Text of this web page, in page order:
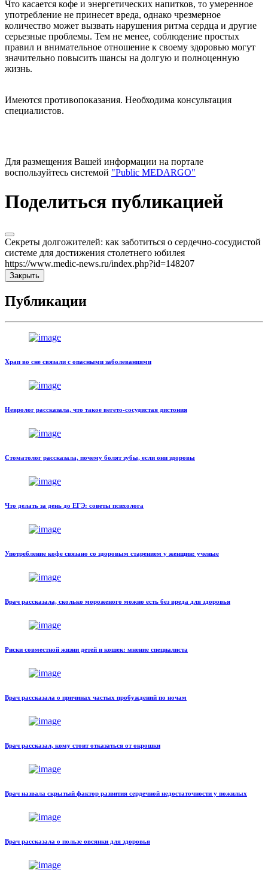
Что касается кофе и энергетических напитков, то умеренное
употребление не принесет вреда, однако чрезмерное
количество может вызвать нарушения ритма сердца и другие
серьезные проблемы. Тем не менее, соблюдение простых
правил и внимательное отношение к своему здоровью могут
значительно повысить шансы на долгую и полноценную
жизнь.
Имеются противопоказания. Необходима консультация
специалистов.
Для размещения Вашей информации на портале
воспользуйтесь системой "Public MEDARGO"
Поделиться публикацией
Секреты долгожителей: как заботиться о сердечно-сосудистой
системе для достижения столетнего юбилея
https://www.medic-news.ru/index.php?id=148207
Закрыть
Публикации
Храп во сне связали с опасными заболеваниями
Невролог рассказала, что такое вегето-сосудистая дистония
Стоматолог рассказала, почему болят зубы, если они здоровы
Что делать за день до ЕГЭ: советы психолога
Употребление кофе связано со здоровым старением у женщин: ученые
Врач рассказала, сколько мороженого можно есть без вреда для здоровья
Риски совместной жизни детей и кошек: мнение специалиста
Врач рассказала о причинах частых пробуждений по ночам
Врач рассказал, кому стоит отказаться от окрошки
Врач назвала скрытый фактор развития сердечной недостаточности у пожилых
Врач рассказала о пользе овсянки для здоровья